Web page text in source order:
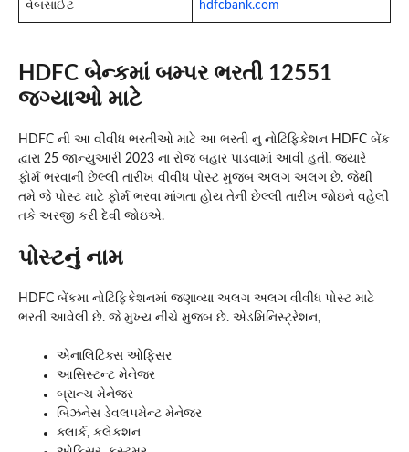
વેબસાઈટ hdfcbank.com
HDFC બેન્કમાં બમ્પર ભરતી 12551
જગ્યાઓ માટે
HDFC ની આ વીવીધ ભરતીઓ માટે આ ભરતી નુ નોટિફિકેશન HDFC બેંક
દ્વારા 25 જાન્યુઆરી 2023 ના રોજ બહાર પાડવામાં આવી હતી. જ્યારે
ફોર્મ ભરવાની છેલ્લી તારીખ વીવીધ પોસ્ટ મુજબ અલગ અલગ છે. જેથી
તમે જે પોસ્ટ માટે ફોર્મ ભરવા માંગતા હોય તેની છેલ્લી તારીખ જોઇને વહેલી
તકે અરજી કરી દેવી જોઇએ.
પોસ્ટનું નામ
HDFC બેંકમા નોટિફિકેશનમાં જણાવ્યા અલગ અલગ વીવીધ પોસ્ટ માટે
ભરતી આવેલી છે. જે મુખ્ય નીચે મુજબ છે. એડમિનિસ્ટ્રેશન,
એનાલિટિક્સ ઓફિસર
આસિસ્ટન્ટ મેનેજર
બ્રાન્ચ મેનેજર
બિઝનેસ ડેવલપમેન્ટ મેનેજર
ક્લાર્ક, કલેકશન